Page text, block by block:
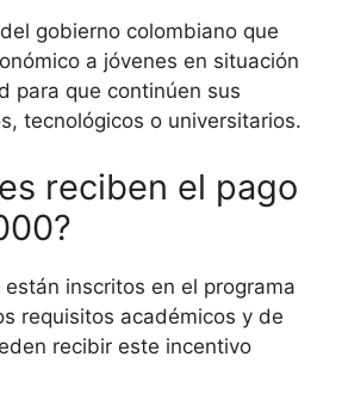
gobierno colombiano que
a jóvenes en situación
para que continúen sus
tecnológicos o universitarios.
reciben el pago
inscritos en el programa
requisitos académicos y de
recibir este incentivo